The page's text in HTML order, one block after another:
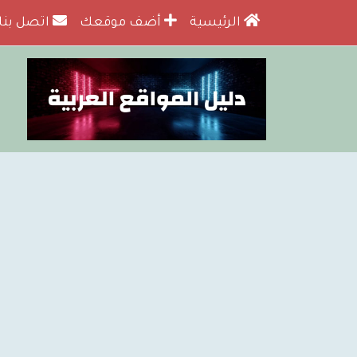
الرئيسية أضف موقعك اتصل بنا